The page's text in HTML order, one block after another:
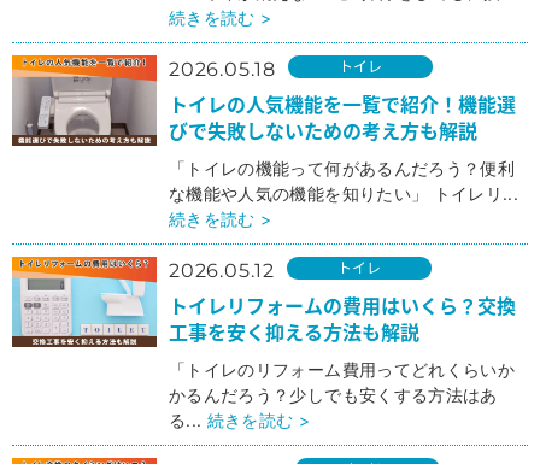
続きを読む >
2026.05.18 トイレ
トイレの人気機能を一覧で紹介！機能選
びで失敗しないための考え方も解説
「トイレの機能って何があるんだろう？便利
な機能や人気の機能を知りたい」 トイレリ...
続きを読む >
2026.05.12 トイレ
トイレリフォームの費用はいくら？交換
工事を安く抑える方法も解説
「トイレのリフォーム費用ってどれくらいか
かるんだろう？少しでも安くする方法はあ
る... 続きを読む >